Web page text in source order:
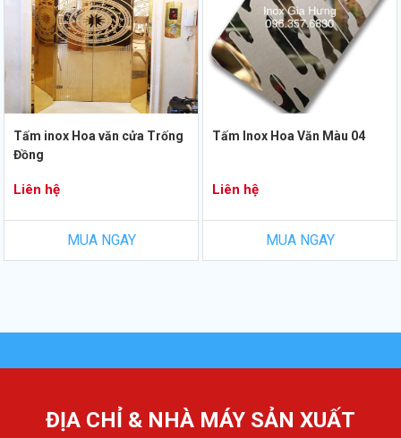
Tấm inox Hoa văn cửa Trống
Đồng
Liên hệ
MUA NGAY
Tấm Inox Hoa Văn Màu 04
Liên hệ
MUA NGAY
ĐỊA CHỈ & NHÀ MÁY SẢN XUẤT